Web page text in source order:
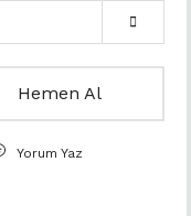
Hemen Al
Yorum Yaz